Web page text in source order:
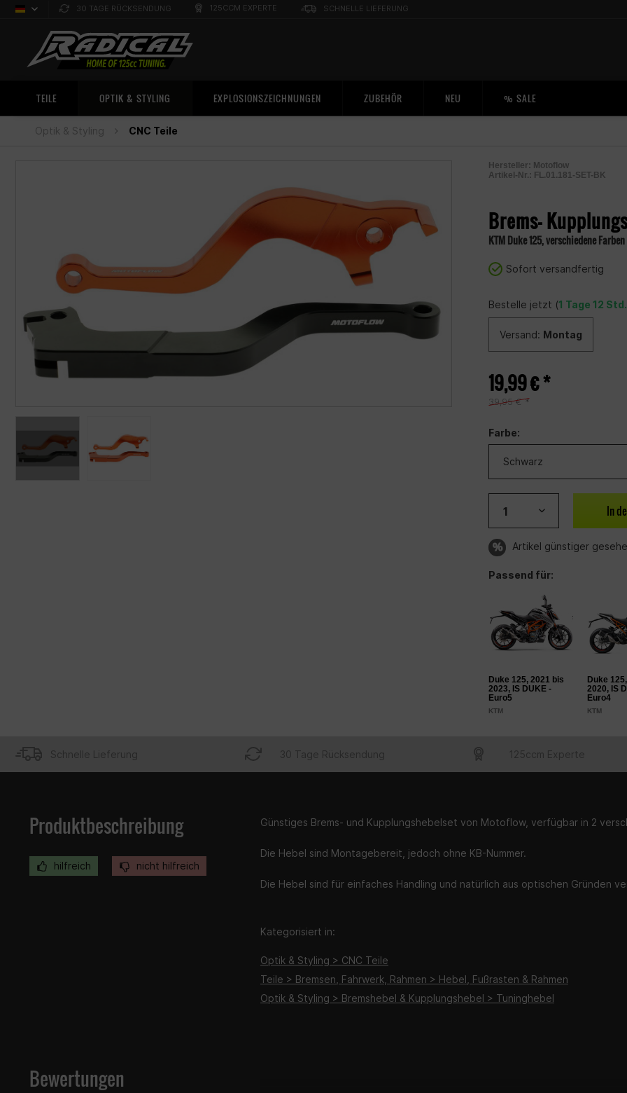
Deutsch
30 TAGE RÜCKSENDUNG 125CCM EXPERTE SCHNELLE LIEFERUNG
TEILE OPTIK & STYLING EXPLOSIONSZEICHNUNGEN ZUBEHÖR NEU % SALE
Optik & Styling CNC Teile
Hersteller: Motoflow
Artikel-Nr.: FL.01.181-SET-BK
Brems-
KTM Duke 125, verschiedene Farben
Sofort versandfertig
Bestelle jetzt (1 Tage 12
Versand: Montag
19,99 € *
39,95 € *
Farbe:
In
Artikel günstiger
Passend für:
Duke 125, 2021 bis
2023, IS DUKE -
Euro5
KTM
Duke
2020, IS
Euro4
KTM
Schnelle Lieferung 30 Tage Rücksendung 125ccm Experte
Produktbeschreibung
hilfreich nicht hilfreich
Günstiges Brems- und Kupplungshebelset von Motoflow, verfügbar in 2
Die Hebel sind Montagebereit, jedoch ohne KB-Nummer.
Die Hebel sind für einfaches Handling und natürlich aus optischen Gründen
Kategorisiert in:
Optik & Styling > CNC Teile
Teile > Bremsen, Fahrwerk, Rahmen > Hebel, Fußrasten & Rahmen
Optik & Styling > Bremshebel & Kupplungshebel > Tuninghebel
Bewertungen